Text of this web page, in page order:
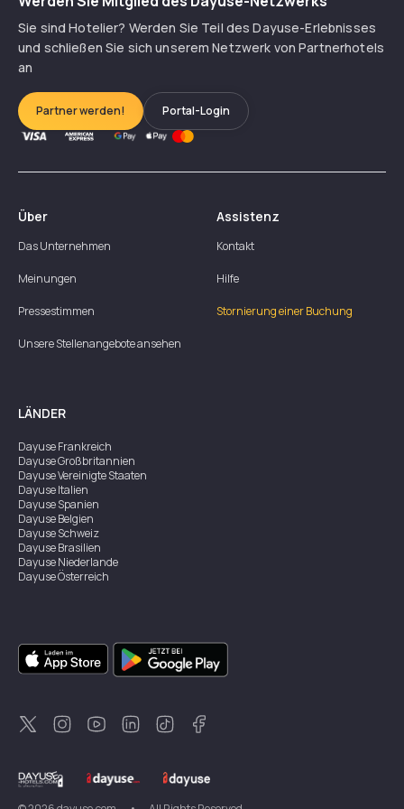
Sie sind Hotelier? Werden Sie Teil des Dayuse-Erlebnisses
und schließen Sie sich unserem Netzwerk von Partnerhotels
an
Partner werden! Portal-Login
Über
Das Unternehmen
Meinungen
Pressestimmen
Unsere Stellenangebote ansehen
Assistenz
Kontakt
Hilfe
Stornierung einer Buchung
LÄNDER
DayuseFrankreich
DayuseGroßbritannien
DayuseVereinigte Staaten
DayuseItalien
DayuseSpanien
DayuseBelgien
DayuseSchweiz
DayuseBrasilien
DayuseNiederlande
DayuseÖsterreich
DayuseSingapur
DayuseZweden
DayuseThailand
DayuseNeuseeland
DayuseTürkei